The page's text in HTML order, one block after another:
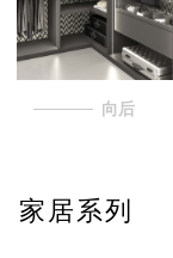
向后
家居系列